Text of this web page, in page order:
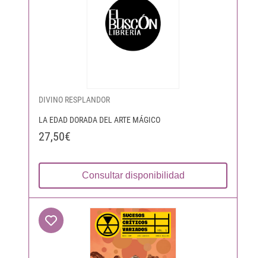
DIVINO RESPLANDOR
LA EDAD DORADA DEL ARTE MÁGICO
27,50€
Consultar disponibilidad